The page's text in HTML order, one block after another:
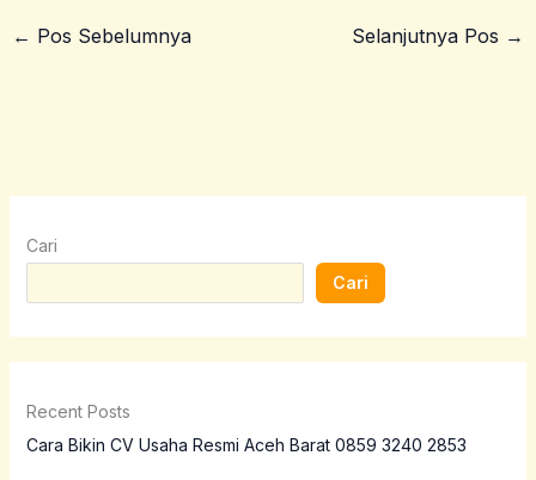
← Pos Sebelumnya Selanjutnya Pos →
Cari
Cari
Recent Posts
Cara Bikin CV Usaha Resmi Aceh Barat 0859 3240 2853